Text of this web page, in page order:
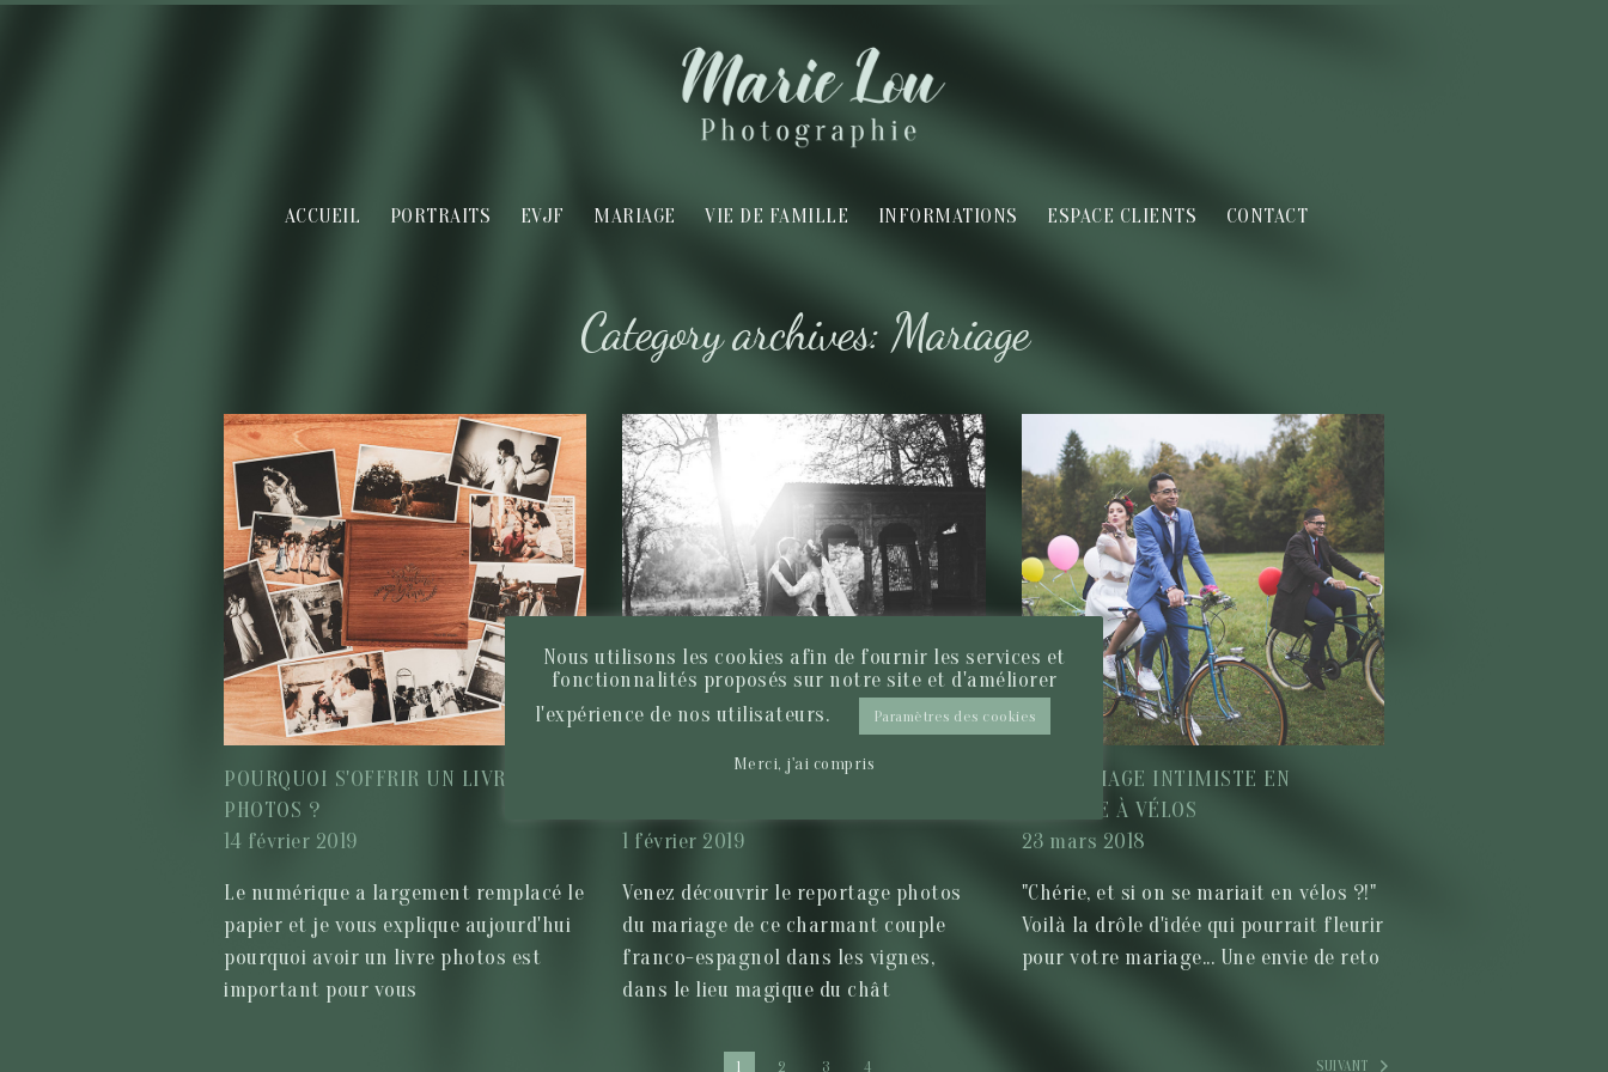
ACCUEIL PORTRAITS EVJF MARIAGE VIE DE FAMILLE INFORMATIONS ESPACE CLIENTS CONTACT
Category archives: Mariage
POURQUOI S'OFFRIR UN LIVRE
PHOTOS ?
14 février 2019
Le numérique a largement remplacé le
papier et je vous explique aujourd'hui
pourquoi avoir un livre photos est
important pour vous
MARIAGE AU PRINTEMPS DANS UN
1 février 2019
Venez découvrir le reportage photos
du mariage de ce charmant couple
franco-espagnol dans les vignes,
dans le lieu magique du chât
UN MARIAGE INTIMISTE EN
CORTÈGE À VÉLOS
23 mars 2018
"Chérie, et si on se mariait en vélos ?!"
Voilà la drôle d'idée qui pourrait fleurir
pour votre mariage... Une envie de reto
1 2 3 4 SUIVANT
Nous utilisons les cookies afin de fournir les services et
fonctionnalités proposés sur notre site et d'améliorer
l'expérience de nos utilisateurs.
Paramètres des cookies
Merci, j'ai compris